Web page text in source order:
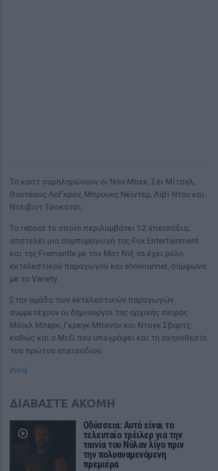
Το καστ συμπληρώνουν οι Νόα Μπεκ, Σέι Μίτσελ,
Θαντέους ΛαΓκρόν, Μπρουκς Νέιντερ, Λίβι Νταν και
Ντέιβιντ Τσοκάτσι.
Το reboot το οποίο περιλαμβάνει 12 επεισόδια,
αποτελεί μια συμπαραγωγή της Fox Entertainment
και της Fremantle με τον Ματ Νιξ να έχει ρόλο
εκτελεστικού παραγωγού και showrunner, σύμφωνα
με το Variety.
Στην ομάδα των εκτελεστικών παραγωγών
συμμετέχουν οι δημιουργοί της αρχικής σειράς
Μάικλ Μπερκ, Γκρεγκ Μπονάν και Νταγκ Σβαρτς
καθώς και ο McG που υπογράφει και τη σκηνοθεσία
του πρώτου επεισοδίου.
[ΠΗΓΗ]
ΔΙΑΒΑΣΤΕ ΑΚΟΜΗ
Οδύσσεια: Αυτό είναι το
τελευταίο τρέιλερ για την
ταινία του Νόλαν λίγο πριν
την πολυαναμενόμενη
πρεμιέρα